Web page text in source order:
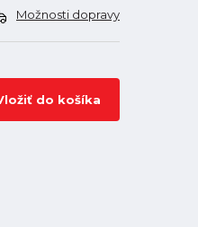
Možnosti dopravy
do košíka